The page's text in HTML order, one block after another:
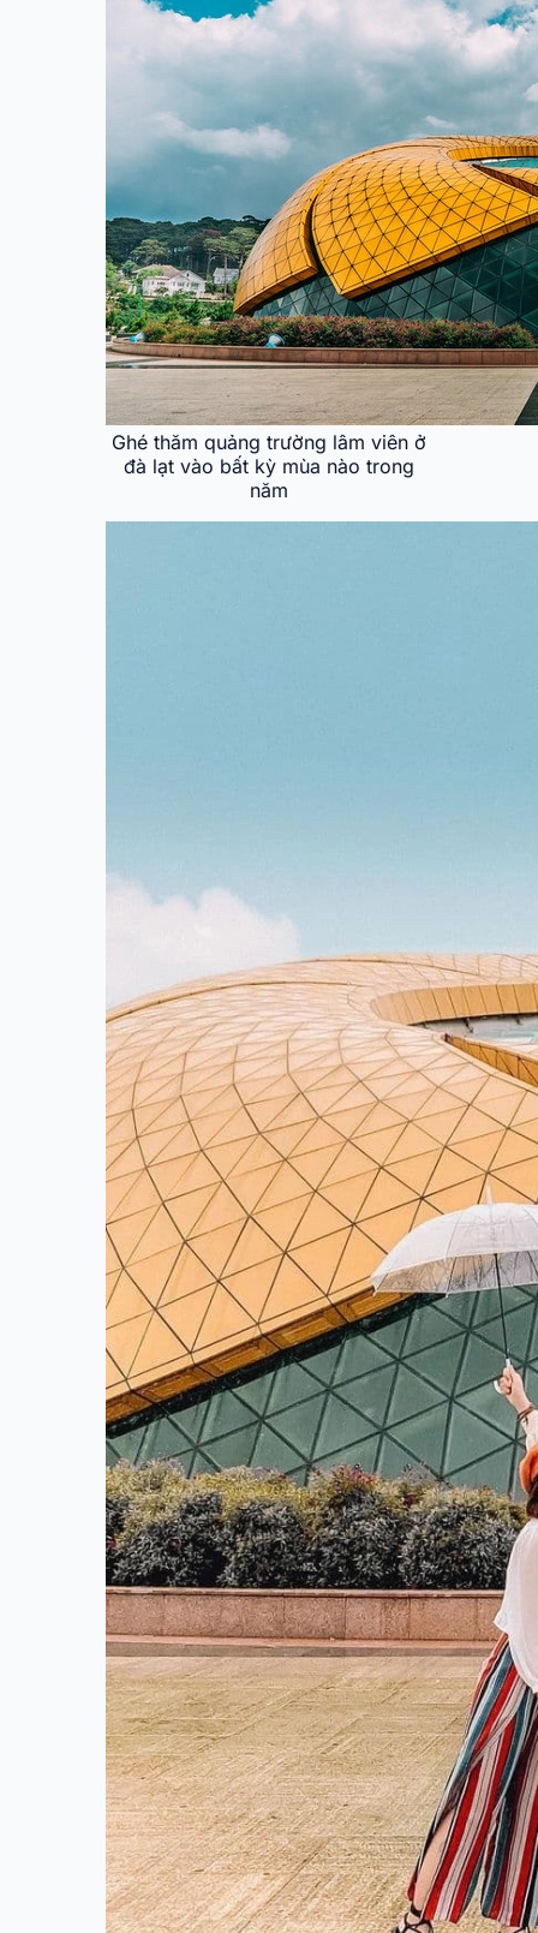
Ghé thăm quảng trường lâm viên ở
đà lạt vào bất kỳ mùa nào trong
năm